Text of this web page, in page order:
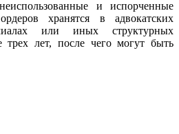
и испорченные
хранятся в адвокатских
или иных структурных
трех лет, после чего могут быть